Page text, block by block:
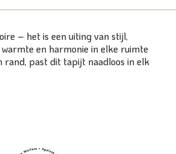
– het is een uiting van stijl,
en harmonie in elke ruimte
past dit tapijt naadloos in elk